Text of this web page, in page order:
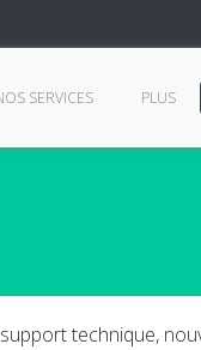
SERVICES PLUS
technique,